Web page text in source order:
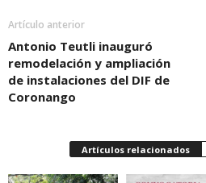
Artículo anterior
Antonio Teutli inauguró
remodelación y ampliación
de instalaciones del DIF de
Coronango
Artículos relacionados